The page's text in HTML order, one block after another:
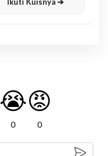
Ikuti Kuisnya ➔
😭
0
😡
0